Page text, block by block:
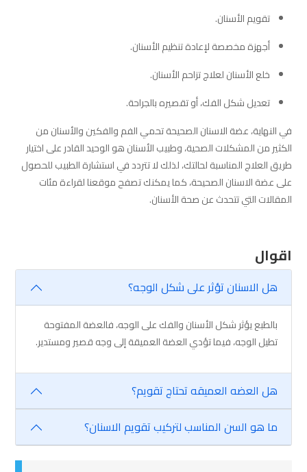
تقويم الأسنان.
أجهزة مخصصة لإعادة تنظيم الأسنان.
خلع الأسنان لعلاج تزاحم الأسنان.
تعديل شكل الفك، أو تقصيره بالجراحة.
في النهاية، عضة الاسنان الصحيحة تحمي الفم والفكين والأسنان من
الكثير من المشكلات الصحية، وطبيب الأسنان هو الوحيد القادر على اختيار
طريق العلاج المناسبة لحالتك، لذلك لا تتردد في استشارة الطبيب للحصول
على عضة الاسنان الصحيحة، كما يمكنك تصفح موقعنا لقراءة مئات
المقالات التي تتحدث عن صحة الأسنان.
اقوال
هل الاسنان تؤثر على شكل الوجه؟
بالطبع يؤثر شكل الأسنان والفك على الوجه، فالعضة المفتوحة
تطيل الوجه، فيما تؤدي العضة العميقة إلى وجه قصير ومستدير.
هل العضه العميقه تحتاج تقويم؟
ما هو السن المناسب لتركيب تقويم الاسنان؟